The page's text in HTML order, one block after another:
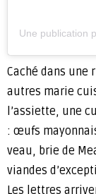
Une publication
Caché dans une
autres marie
l’assiette, une
: œufs
veau, brie de
viandes
Les lettres